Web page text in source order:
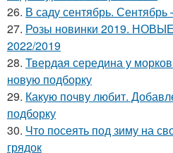
26. В саду сентябрь. Сентябрь
27. Розы новинки 2019.
2022/2019
28. Твердая середина у
новую подборку
29. Какую почву любит.
подборку
30. Что посеять под зиму на
грядок